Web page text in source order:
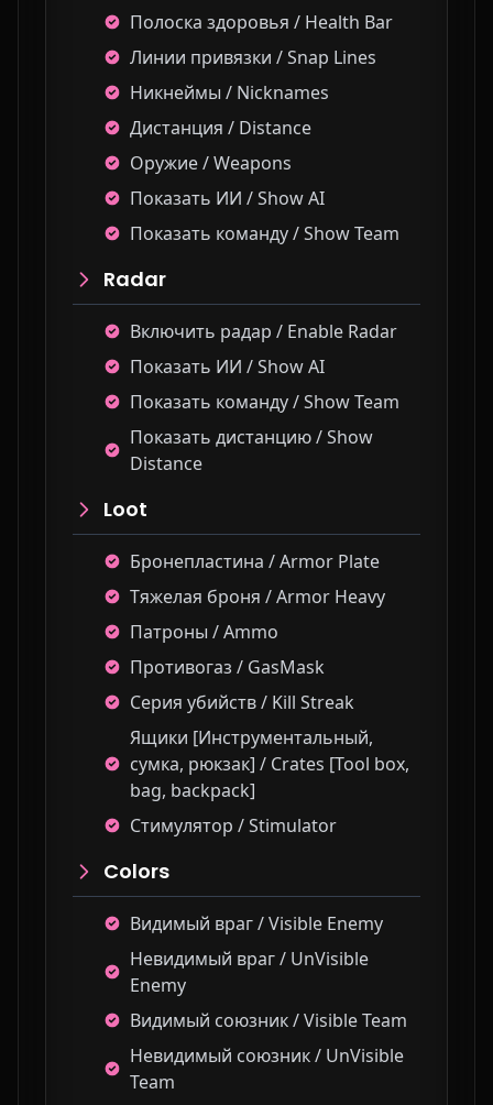
Полоска здоровья / Health Bar
Линии привязки / Snap Lines
Никнеймы / Nicknames
Дистанция / Distance
Оружие / Weapons
Показать ИИ / Show AI
Показать команду / Show Team
Radar
Включить радар / Enable Radar
Показать ИИ / Show AI
Показать команду / Show Team
Показать дистанцию / Show
Distance
Loot
Бронепластина / Armor Plate
Тяжелая броня / Armor Heavy
Патроны / Ammo
Противогаз / GasMask
Серия убийств / Kill Streak
Ящики [Инструментальный,
сумка, рюкзак] / Crates [Tool box,
bag, backpack]
Стимулятор / Stimulator
Colors
Видимый враг / Visible Enemy
Невидимый враг / UnVisible
Enemy
Видимый союзник / Visible Team
Невидимый союзник / UnVisible
Team